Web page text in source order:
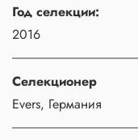
Год селекции:
2016
Селекционер
Evers, Германия